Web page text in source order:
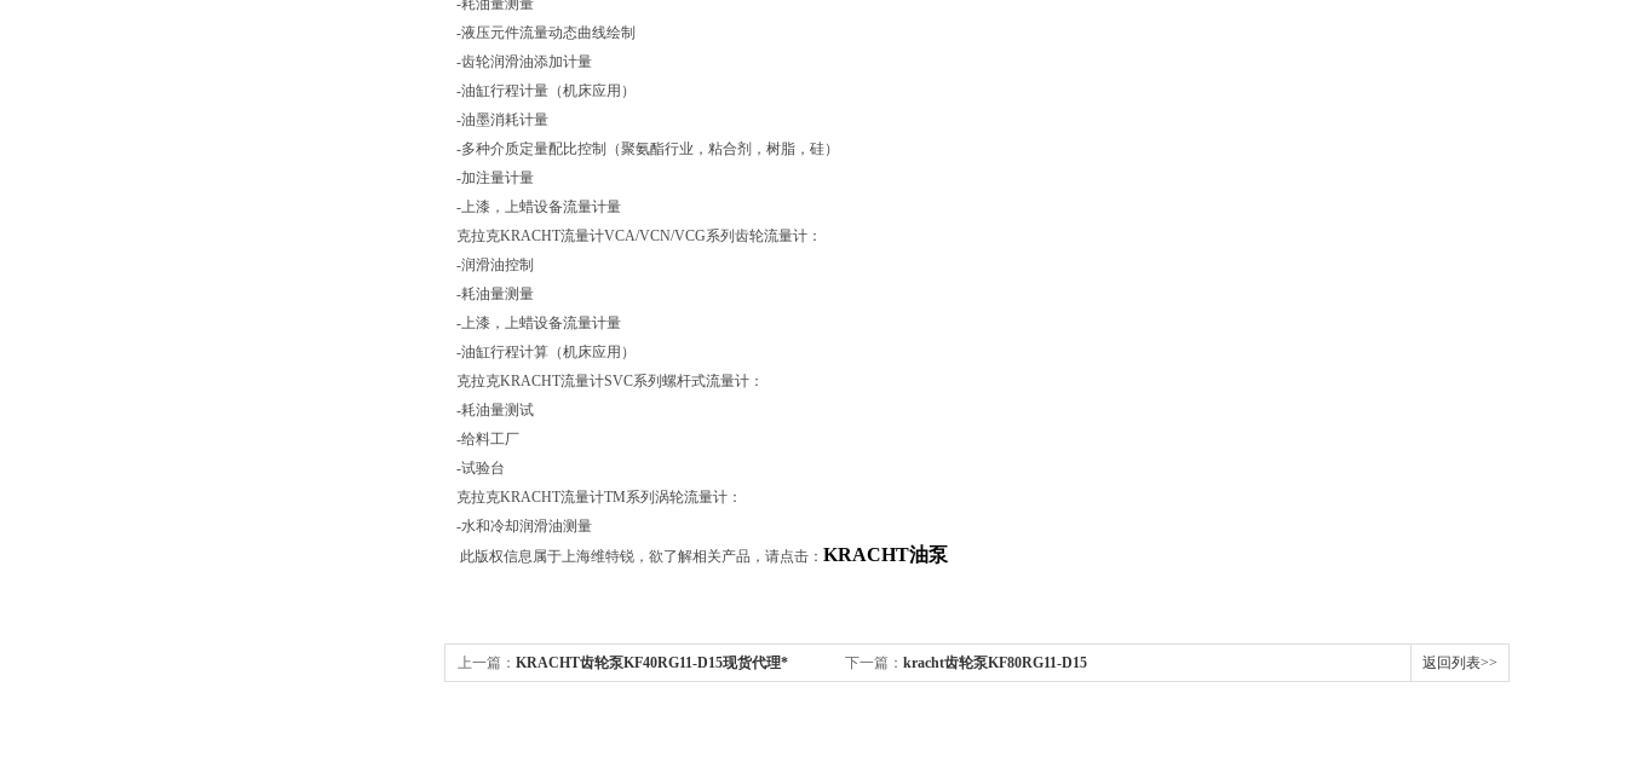
-耗油量测量
-液压元件流量动态曲线绘制
-齿轮润滑油添加计量
-油缸行程计量（机床应用）
-油墨消耗计量
-多种介质定量配比控制（聚氨酯行业，粘合剂，树脂，硅）
-加注量计量
-上漆，上蜡设备流量计量
克拉克KRACHT流量计VCA/VCN/VCG系列齿轮流量计：
-润滑油控制
-耗油量测量
-上漆，上蜡设备流量计量
-油缸行程计算（机床应用）
克拉克KRACHT流量计SVC系列螺杆式流量计：
-耗油量测试
-给料工厂
-试验台
克拉克KRACHT流量计TM系列涡轮流量计：
-水和冷却润滑油测量
此版权信息属于上海维特锐，欲了解相关产品，请点击： KRACHT油泵
上一篇： KRACHT齿轮泵KF40RG11-D15现货代理* 下一篇： kracht齿轮泵KF80RG11-D15 返回列表>>